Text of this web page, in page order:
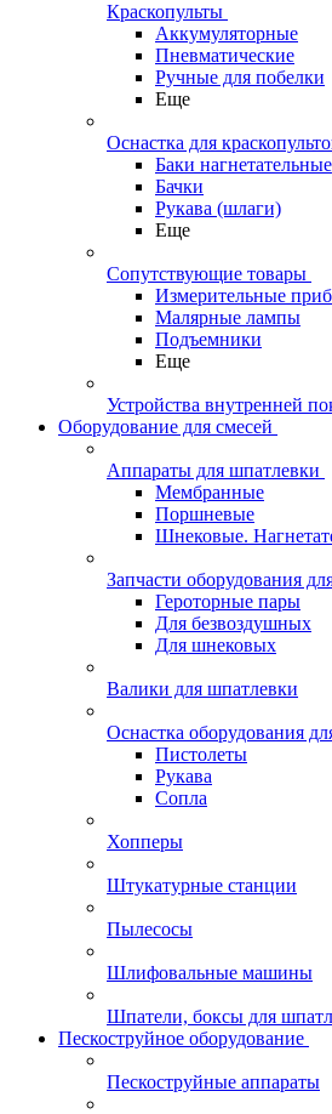
Краскопульты
Аккумуляторные
Пневматические
Ручные для побелки
Еще
Оснастка для
Баки нагнетательные
Бачки
Рукава (шлаги)
Еще
Сопутствующие товары
Измерительные
Малярные лампы
Подъемники
Еще
Устройства внутренней
Оборудование для смесей
Аппараты для шпатлевки
Мембранные
Поршневые
Шнековые.
Запчасти оборудования
Героторные пары
Для безвоздушных
Для шнековых
Валики для шпатлевки
Оснастка оборудования
Пистолеты
Рукава
Сопла
Хопперы
Штукатурные станции
Пылесосы
Шлифовальные машины
Шпатели, боксы для
Пескоструйное оборудование
Пескоструйные аппараты